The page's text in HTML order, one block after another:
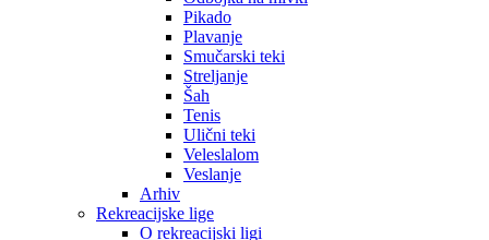
Pikado
Plavanje
Smučarski teki
Streljanje
Šah
Tenis
Ulični teki
Veleslalom
Veslanje
Arhiv
Rekreacijske lige
O rekreacijski ligi